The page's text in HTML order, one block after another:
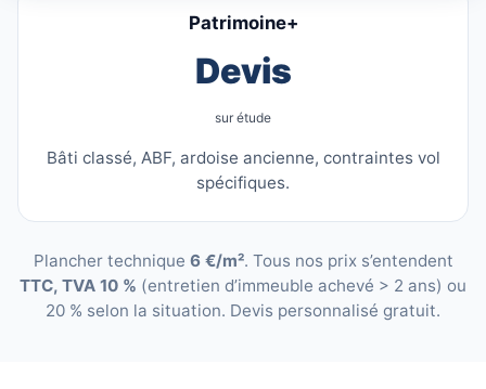
Patrimoine+
Devis
sur étude
Bâti classé, ABF, ardoise ancienne, contraintes vol
spécifiques.
Plancher technique 6 €/m². Tous nos prix s’entendent
TTC, TVA 10 % (entretien d’immeuble achevé > 2 ans) ou
20 % selon la situation. Devis personnalisé gratuit.